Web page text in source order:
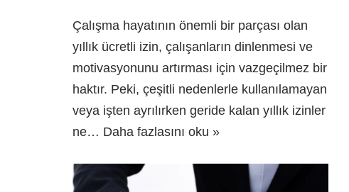
Çalışma hayatının önemli bir parçası olan
yıllık ücretli izin, çalışanların dinlenmesi ve
motivasyonunu artırması için vazgeçilmez bir
haktır. Peki, çeşitli nedenlerle kullanılamayan
veya işten ayrılırken geride kalan yıllık izinler
ne… Daha fazlasını oku »